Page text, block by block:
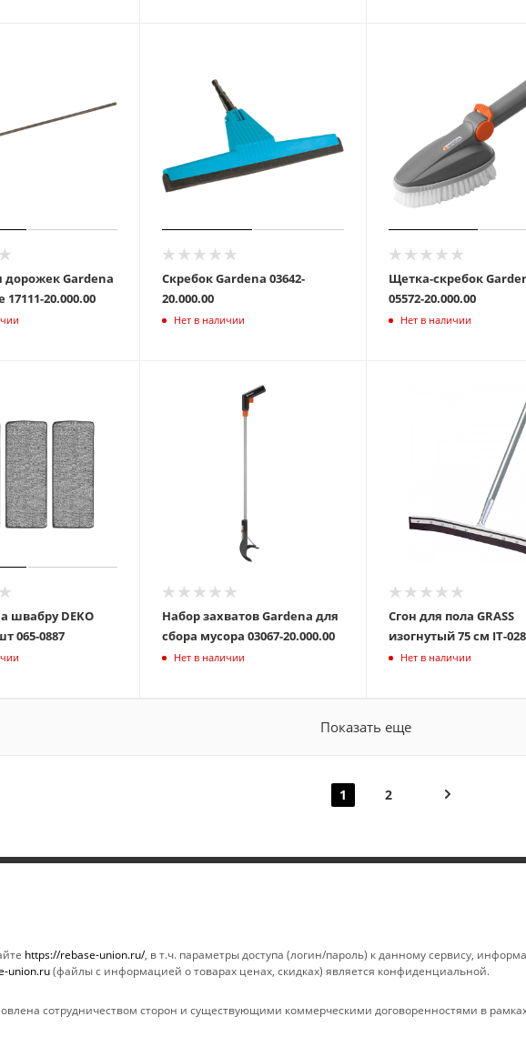
дорожек Gardena
NatureLine 17111-20.000.00
Скребок Gardena 03642-
20.000.00
Нет в наличии
Щетка-скребок
05572-20.000.00
Нет в наличии
швабру DEKO
DKFM03 3 шт 065-0887
Набор захватов Gardena для
сбора мусора 03067-20.000.00
Нет в наличии
Сгон для пола GRASS
изогнутый 75 см
Нет в наличии
Показать еще
1 2
Магазины
Условия оплаты
Гарантия на товар
Условия оплаты
Условия доставки
Вопрос-ответ
https://rebase-union.ru/, в т.ч. параметры доступа (логин/пароль) к данному сервису,
union.ru(файлы с информацией о товарах ценах, скидках) является конфиденциальной.
сотрудничеством сторон и существующими коммерческими договоренностями в